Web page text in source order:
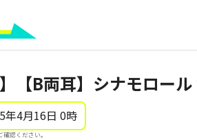
】【B両耳】シナモロー
年4月16日 0時
認ください。